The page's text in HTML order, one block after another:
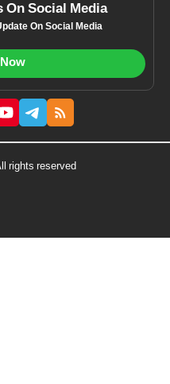
On Social Media
On Social Media
rights reserved